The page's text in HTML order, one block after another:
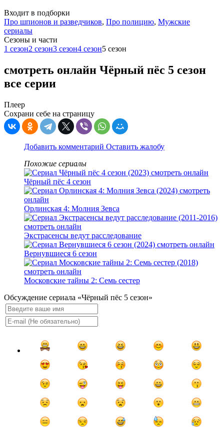
Входит в подборки
Про шпионов и разведчиков, Про полицию, Мужские
сериалы
Cезоны и части
1 сезон2 сезон3 сезон4 сезон5 сезон
смотреть онлайн Чёрный пёс 5 сезон
все серии
Плеер
Сохрани себе на страницу
Добавить комментарий Оставить жалобу
Похожие сериалы
Чёрный пёс 4 сезон
Орлинская 4: Молния Зевса
Экстрасенсы ведут расследование
Вернувшиеся 6 сезон
Московские тайны 2: Семь сестер
Обсуждение сериала «Чёрный пёс 5 сезон»